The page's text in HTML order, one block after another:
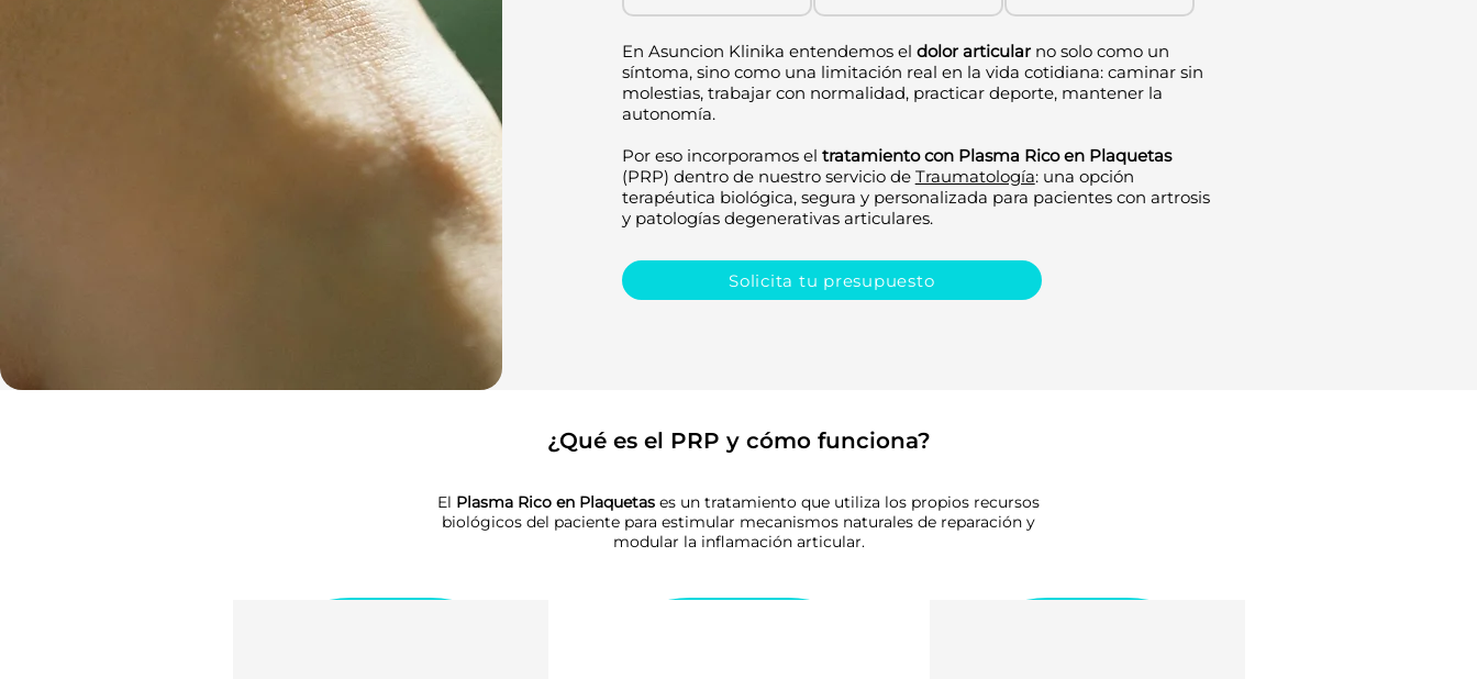
En Asuncion Klinika entendemos el dolor articularno solo como un
síntoma, sino como una limitación real en la vida cotidiana: caminar sin
molestias, trabajar con normalidad, practicar deporte, mantener la
autonomía.
Por eso incorporamos el tratamiento con Plasma Rico en Plaquetas
(PRP) dentro de nuestro servicio de Traumatología: una opción
terapéutica biológica, segura y personalizada para pacientes con artrosis
y patologías degenerativas articulares.
Solicita tu presupuesto
¿Qué es el PRP y cómo funciona?
El Plasma Rico en Plaquetas es un tratamiento que utiliza los propios recursos
biológicos del paciente para estimular mecanismos naturales de reparación y
modular la inflamación articular.